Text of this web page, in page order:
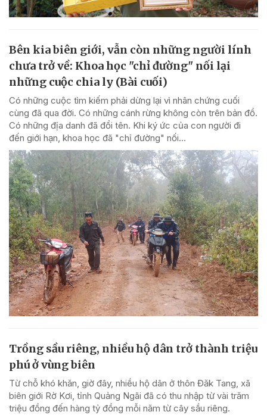
Bên kia biên giới, vẫn còn những người lính
chưa trở về: Khoa học "chỉ đường" nối lại
những cuộc chia ly (Bài cuối)
Có những cuộc tìm kiếm phải dừng lại vì nhân chứng cuối
cùng đã qua đời. Có những cánh rừng không còn trên bản đồ.
Có những địa danh đã đổi tên. Khi ký ức của con người đi
đến giới hạn, khoa học đã "chỉ đường" nối...
Trồng sầu riêng, nhiều hộ dân trở thành triệu
phú ở vùng biên
Từ chỗ khó khăn, giờ đây, nhiều hộ dân ở thôn Đăk Tang, xã
biên giới Rờ Kơi, tỉnh Quảng Ngãi đã có thu nhập từ vài trăm
triệu đồng đến hàng tỷ đồng mỗi năm từ cây sầu riêng.